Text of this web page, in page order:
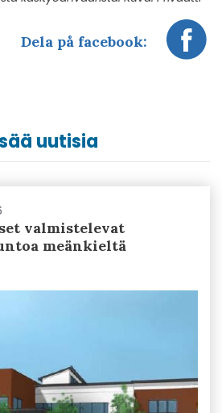
Dela på facebook:
uutisia
valmistelevat
meänkieltä